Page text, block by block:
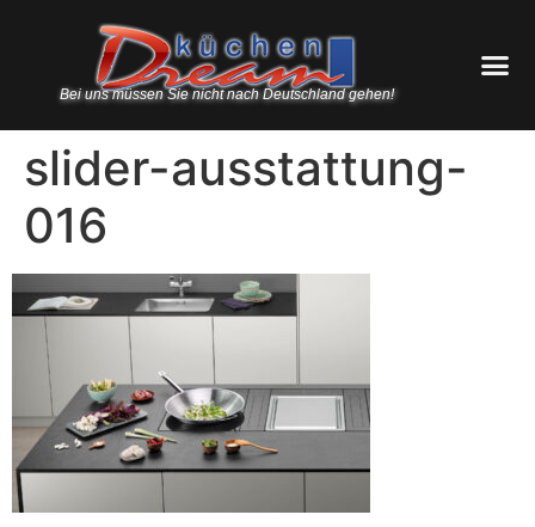
Bei uns müssen Sie nicht nach Deutschland gehen!
slider-ausstattung-
016